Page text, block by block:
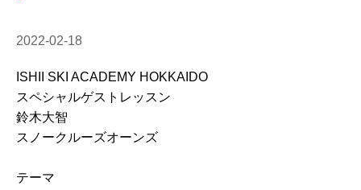
2022-02-18
ISHII SKI ACADEMY HOKKAIDO
スペシャルゲストレッスン
鈴木大智
スノークルーズオーンズ
テーマ